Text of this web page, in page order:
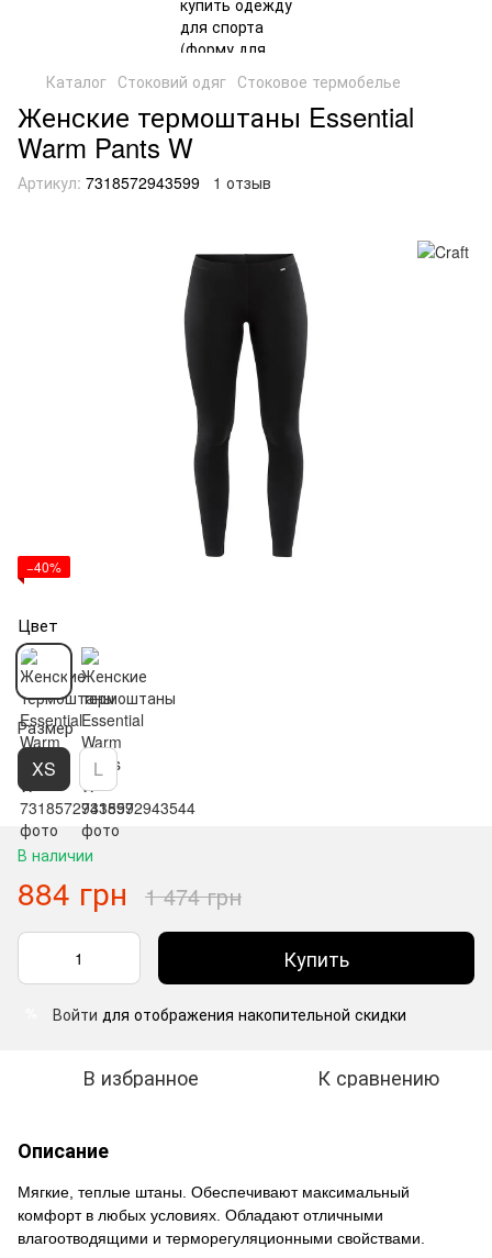
Каталог Стоковий одяг Стоковое термобелье
Женские термоштаны Essential
Warm Pants W
Артикул: 7318572943599 1 отзыв
−40%
Цвет
Размер
XS L
В наличии
884 грн 1 474 грн
Купить
Войти для отображения накопительной скидки
В избранное К сравнению
Описание
Мягкие, теплые штаны. Обеспечивают максимальный
комфорт в любых условиях. Обладают отличными
влагоотводящими и терморегуляционными свойствами.